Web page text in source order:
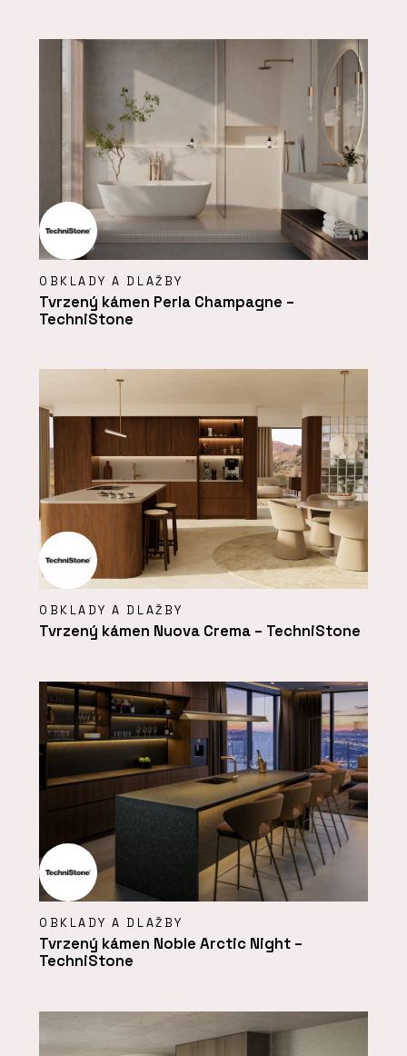
OBKLADY A DLAŽBY
Tvrzený kámen Perla Champagne –
TechniStone
OBKLADY A DLAŽBY
Tvrzený kámen Nuova Crema – TechniStone
OBKLADY A DLAŽBY
Tvrzený kámen Noble Arctic Night –
TechniStone